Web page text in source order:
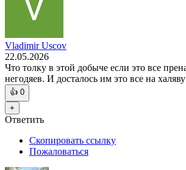
Vladimir Uscov
22.05.2026
Что толку в этой добыче если это все
негодяев. И досталось им это все на халяву
👍 0
+
Ответить
Скопировать ссылку
Пожаловаться